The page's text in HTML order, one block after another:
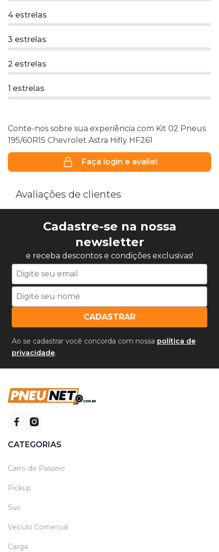
4 estrelas
3 estrelas
2 estrelas
1 estrelas
Conte-nos sobre sua experiência com Kit 02 Pneus
195/60R15 Chevrolet Astra Hifly HF261
Faça login e avalie!
Avaliações de clientes
Cadastre-se na nossa
newsletter
e receba descontos e condições exclusivas!
CADASTRAR
Ao se cadastrar você concorda com nossa política de
privacidade.
CATEGORIAS
Carro de Passeio
Pickup
Suv
Veículo Comercial
Carga